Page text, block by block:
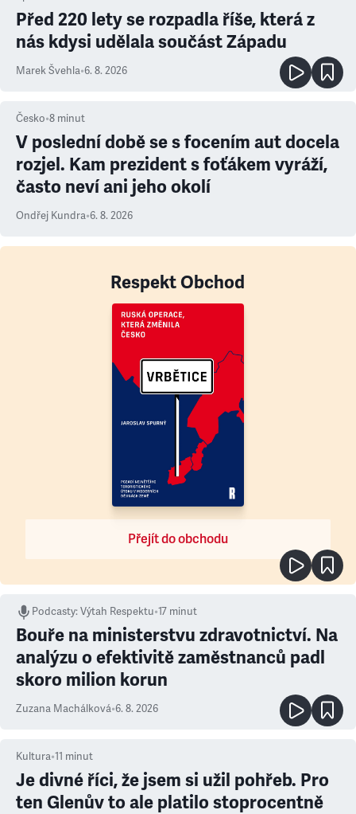
Před 220 lety se rozpadla říše, která z
nás kdysi udělala součást Západu
Marek Švehla•6. 8. 2026
Česko•8 minut
V poslední době se s focením aut docela
rozjel. Kam prezident s foťákem vyráží,
často neví ani jeho okolí
Ondřej Kundra•6. 8. 2026
Respekt Obchod
Přejít do obchodu
Podcasty:Výtah Respektu•17 minut
Bouře na ministerstvu zdravotnictví. Na
analýzu o efektivitě zaměstnanců padl
skoro milion korun
Zuzana Machálková•6. 8. 2026
Kultura•11 minut
Je divné říci, že jsem si užil pohřeb. Pro
ten Glenův to ale platilo stoprocentně